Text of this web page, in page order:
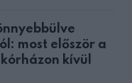
most először a
kívül